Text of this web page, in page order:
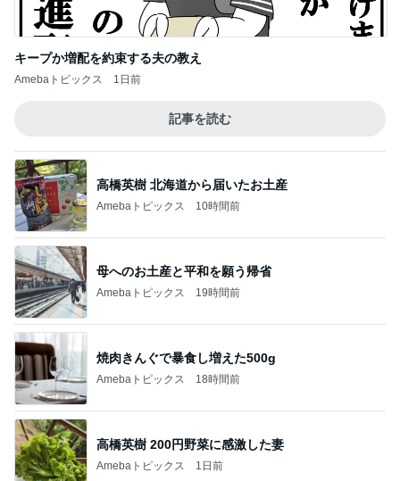
キープか増配を約束する夫の教え
Amebaトピックス 1日前
記事を読む
高橋英樹 北海道から届いたお土産
Amebaトピックス 10時間前
母へのお土産と平和を願う帰省
Amebaトピックス 19時間前
焼肉きんぐで暴食し増えた500g
Amebaトピックス 18時間前
高橋英樹 200円野菜に感激した妻
Amebaトピックス 1日前